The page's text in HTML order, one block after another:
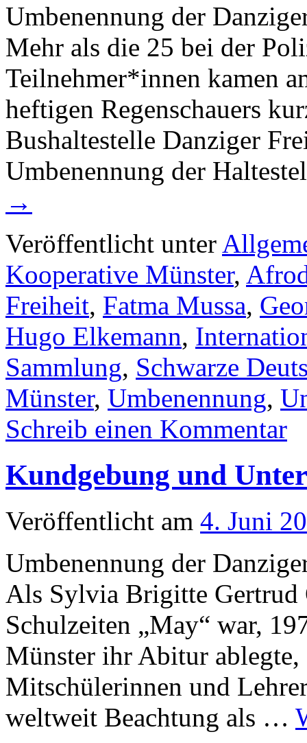
Umbenennung der
Mehr als die 25 bei der
Teilnehmer*innen kamen
heftigen Regenschauers
Bushaltestelle Danziger
Umbenennung der
→
Veröffentlicht unter
Kooperative Münster,
Freiheit, Fatma Mussa,
Hugo Elkemann,
Sammlung, Schwarze
Münster, Umbenennung,
Schreib einen Kommentar
Kundgebung und
Veröffentlicht am 4. Juni
Umbenennung der
Als Sylvia Brigitte Gertrud
Schulzeiten „May“ war,
Münster ihr Abitur
Mitschülerinnen und
weltweit Beachtung als …